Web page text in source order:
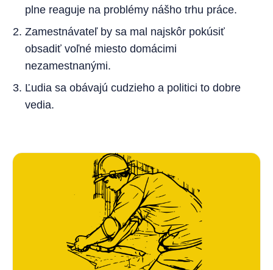
plne reaguje na problémy nášho trhu práce.
Zamestnávateľ by sa mal najskôr pokúsiť
obsadiť voľné miesto domácimi
nezamestnanými.
Ľudia sa obávajú cudzieho a politici to dobre
vedia.